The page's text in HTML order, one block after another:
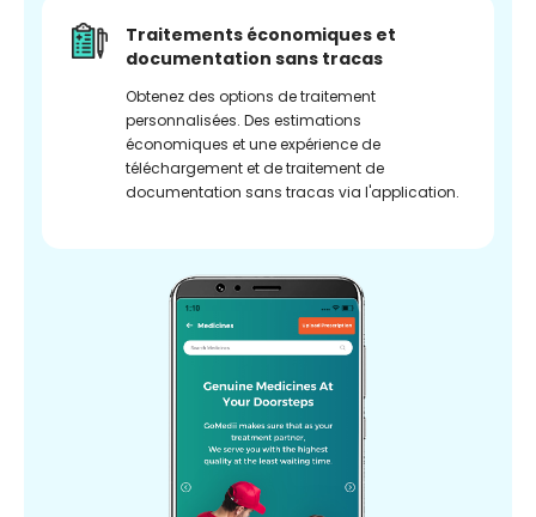
Traitements économiques et
documentation sans tracas
Obtenez des options de traitement
personnalisées. Des estimations
économiques et une expérience de
téléchargement et de traitement de
documentation sans tracas via l'application.